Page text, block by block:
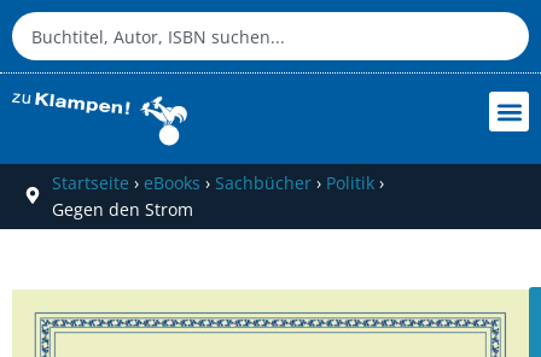
Startseite › eBooks › Sachbücher› Politik›
Gegen den Strom